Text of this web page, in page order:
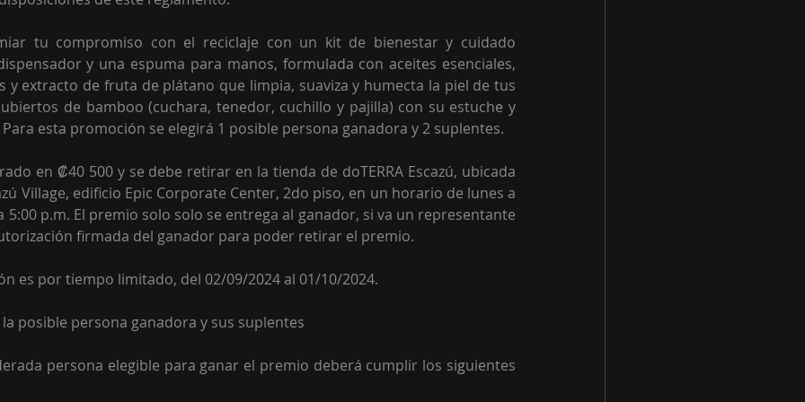
tu compromiso con el reciclaje con un kit de bienestar y cuidado
y una espuma para manos, formulada con aceites esenciales,
y extracto de fruta de plátano que limpia, suaviza y humecta la piel de tus
de bamboo (cuchara, tenedor, cuchillo y pajilla) con su estuche y
esta promoción se elegirá 1 posible persona ganadora y 2 suplentes.
en ₡40 500 y se debe retirar en la tienda de doTERRA Escazú, ubicada
Village, edificio Epic Corporate Center, 2do piso, en un horario de lunes a
5:00 p.m. El premio solo solo se entrega al ganador, si va un representante
firmada del ganador para poder retirar el premio.
es por tiempo limitado, del 02/09/2024 al 01/10/2024.
posible persona ganadora y sus suplentes
persona elegible para ganar el premio deberá cumplir los siguientes